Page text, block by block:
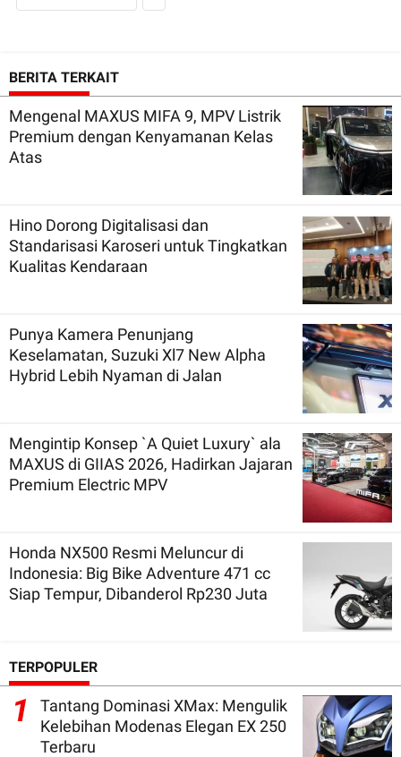
BERITA TERKAIT
Mengenal MAXUS MIFA 9, MPV Listrik
Premium dengan Kenyamanan Kelas
Atas
Hino Dorong Digitalisasi dan
Standarisasi Karoseri untuk Tingkatkan
Kualitas Kendaraan
Punya Kamera Penunjang
Keselamatan, Suzuki Xl7 New Alpha
Hybrid Lebih Nyaman di Jalan
Mengintip Konsep `A Quiet Luxury` ala
MAXUS di GIIAS 2026, Hadirkan Jajaran
Premium Electric MPV
Honda NX500 Resmi Meluncur di
Indonesia: Big Bike Adventure 471 cc
Siap Tempur, Dibanderol Rp230 Juta
TERPOPULER
1
Tantang Dominasi XMax: Mengulik
Kelebihan Modenas Elegan EX 250
Terbaru